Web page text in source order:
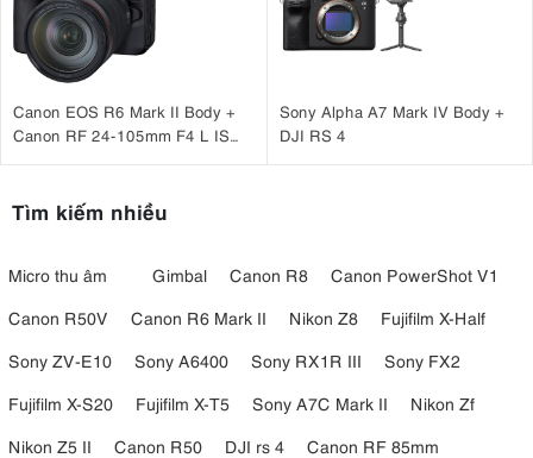
Canon EOS R6 Mark II Body +
Canon RF 24-105mm F4 L IS
Sony Alpha A7 Mark IV Body +
DJI RS 4
Tìm kiếm nhiều
Micro thu âm Gimbal Canon R8
Canon PowerShot V1
Canon R50V
Canon R6 Mark II Nikon Z8
Fujifilm X-Half
Sony ZV-E10
Sony A6400 Sony RX1R III
Sony FX2
Fujifilm X-S20
Fujifilm X-T5 Sony A7C Mark II
Nikon Zf
Nikon Z5 II
Canon R50 DJI rs 4
Canon RF 85mm